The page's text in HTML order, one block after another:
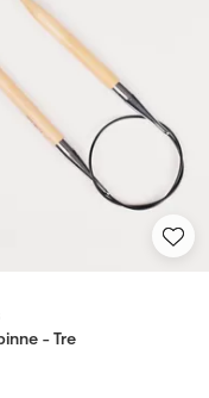
- Tre